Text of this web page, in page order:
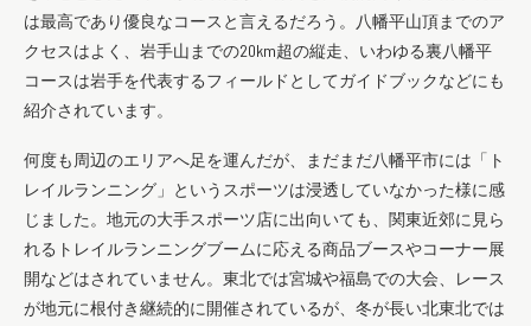
は最高であり優良なコースと言えるだろう。八幡平山頂までのア
クセスはよく、岩手山までの20km超の縦走、いわゆる裏八幡平
コースは岩手を代表するフィールドとしてガイドブックなどにも
紹介されています。
何度も周辺のエリアへ足を運んだが、まだまだ八幡平市には「ト
レイルランニング」というスポーツは浸透していなかった様に感
じました。地元の大手スポーツ店に出向いても、関東近郊に見ら
れるトレイルランニングブームに応える商品ブースやコーナー展
開などはされていません。東北では宮城や福島での大会、レース
が地元に根付き継続的に開催されているが、冬が長い北東北では